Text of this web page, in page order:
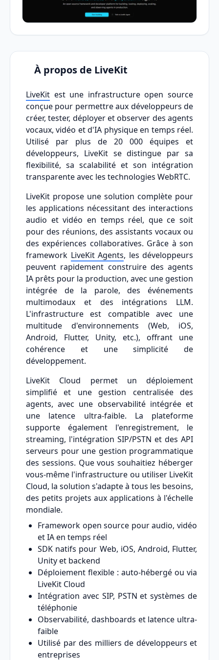
À propos de LiveKit
LiveKit est une infrastructure open source
conçue pour permettre aux développeurs de
créer, tester, déployer et observer des agents
vocaux, vidéo et d'IA physique en temps réel.
Utilisé par plus de 20 000 équipes et
développeurs, LiveKit se distingue par sa
flexibilité, sa scalabilité et son intégration
transparente avec les technologies WebRTC.
LiveKit propose une solution complète pour
les applications nécessitant des interactions
audio et vidéo en temps réel, que ce soit
pour des réunions, des assistants vocaux ou
des expériences collaboratives. Grâce à son
framework LiveKit Agents, les développeurs
peuvent rapidement construire des agents
IA prêts pour la production, avec une gestion
intégrée de la parole, des événements
multimodaux et des intégrations LLM.
L'infrastructure est compatible avec une
multitude d'environnements (Web, iOS,
Android, Flutter, Unity, etc.), offrant une
cohérence et une simplicité de
développement.
LiveKit Cloud permet un déploiement
simplifié et une gestion centralisée des
agents, avec une observabilité intégrée et
une latence ultra-faible. La plateforme
supporte également l'enregistrement, le
streaming, l'intégration SIP/PSTN et des API
serveurs pour une gestion programmatique
des sessions. Que vous souhaitiez héberger
vous-même l'infrastructure ou utiliser LiveKit
Cloud, la solution s'adapte à tous les besoins,
des petits projets aux applications à l'échelle
mondiale.
Framework open source pour audio, vidéo
et IA en temps réel
SDK natifs pour Web, iOS, Android, Flutter,
Unity et backend
Déploiement flexible : auto-hébergé ou via
LiveKit Cloud
Intégration avec SIP, PSTN et systèmes de
téléphonie
Observabilité, dashboards et latence ultra-
faible
Utilisé par des milliers de développeurs et
entreprises